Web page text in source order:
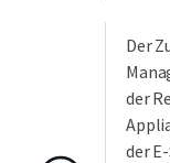
Der
der
der